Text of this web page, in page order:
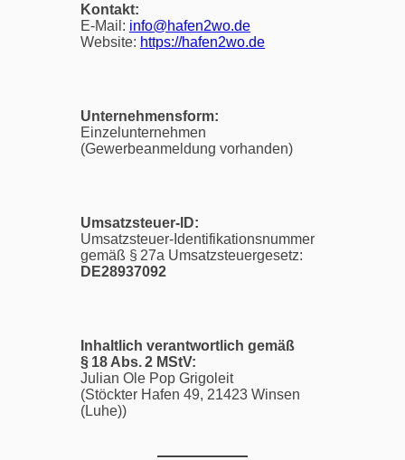
Kontakt:
E-Mail: info@hafen2wo.de
Website: https://hafen2wo.de
Unternehmensform:
Einzelunternehmen
(Gewerbeanmeldung vorhanden)
Umsatzsteuer-ID:
Umsatzsteuer-Identifikationsnummer
gemäß § 27a Umsatzsteuergesetz:
DE28937092
Inhaltlich verantwortlich gemäß
§ 18 Abs. 2 MStV:
Julian Ole Pop Grigoleit
(Stöckter Hafen 49, 21423 Winsen
(Luhe))